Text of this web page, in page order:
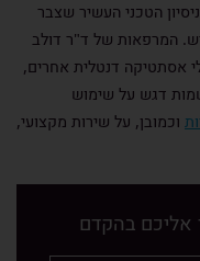
הטכני העשיר שצבר
המרפאות של ד"ר דולב
אסתטיקה דנטלית אחרים,
דגש על שימוש
וכמובן, על שירות מקצועי,
אליכם בהקדם